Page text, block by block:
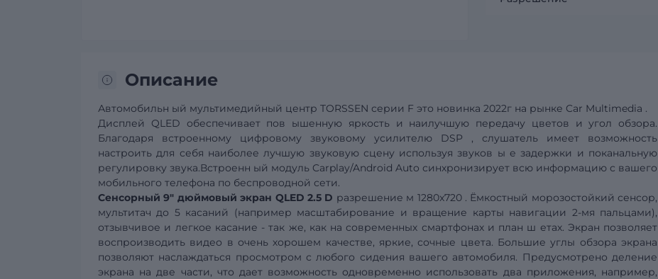
Описание
Автомобильн ый мультимедийный центр TORSSEN серии F это новинка 2022г на рынке Car Multimedia .
Дисплей QLED обеспечивает пов ышенную яркость и наилучшую передачу цветов и угол обзора.
Благодаря встроенному цифровому звуковому усилителю DSP ,
слушатель имеет возможность
настроить для себя наиболее лучшую звуковую сцену используя звуков ы е задержки и поканальную
регулировку звука.Встроенн ый модуль Carplay/Android Auto синхронизирует всю информацию с вашего
мобильного телефона по беспроводной сети.
Сенсорный9" дюймовый экран QLED 2.5 D разрешение м 1280x720 . Ёмкостный морозостойкий сенсор,
мультитач до 5 касаний (например масштабирование и вращение карты навигации 2-мя пальцами),
отзывчивое и легкое касание - так же, как на современных смартфонах и план ш етах. Экран позволяет
воспроизводить видео в очень хорошем качестве, яркие, сочные цвета. Большие углы обзора экрана
позволяют наслаждаться просмотром с любого сидения вашего автомобиля. Предусмотрено деление
экрана на две части, что дает возможность одновременно использовать два приложения, например,